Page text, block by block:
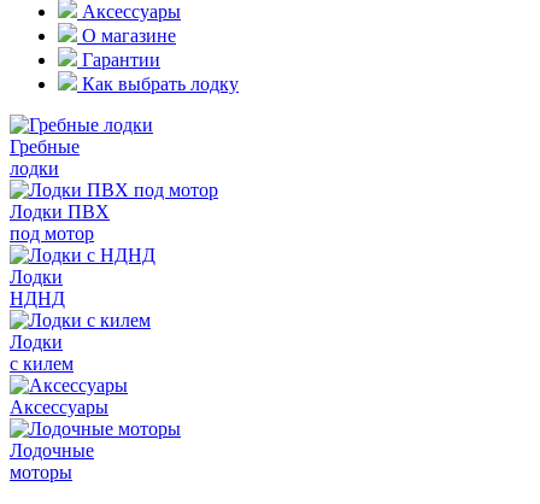
Аксессуары
О магазине
Гарантии
Как выбрать лодку
Гребные
лодки
Лодки ПВХ
под мотор
Лодки
НДНД
Лодки
с килем
Аксессуары
Лодочные
моторы